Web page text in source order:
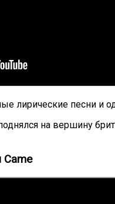
лирические песни и
на вершину
Came